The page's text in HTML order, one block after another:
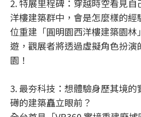
2. 特展里程碑：穿越時空看見
洋樓建築群中，會是怎麼樣的
位重建「圓明園西洋樓建築園林
遊，觀展者將透過虛擬角色扮演
園！
3. 最夯科技：想體驗身歷其境
礡的建築矗立眼前？